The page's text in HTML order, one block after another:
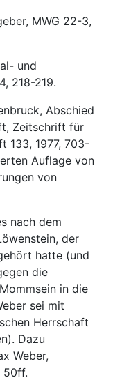
MWG 22-3,
und
218-219.
Abschied
Zeitschrift für
133, 1977, 703-
Auflage von
von
nach dem
der
hatte (und
die
in die
sei mit
Herrschaft
Dazu
Weber,
50ff.